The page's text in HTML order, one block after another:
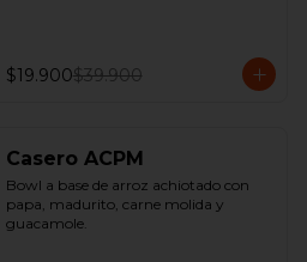
$19.900$39.900
Casero ACPM
Bowl a base de arroz achiotado con
papa, madurito, carne molida y
guacamole.